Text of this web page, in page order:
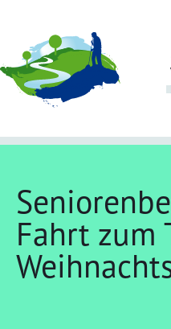
Fahrt zum